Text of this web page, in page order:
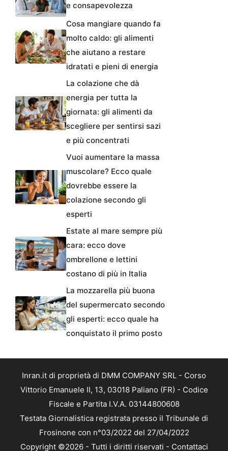
e consapevolezza
Cosa mangiare quando fa
molto caldo: gli alimenti
che aiutano a restare
idratati e pieni di energia
La colazione che dà
energia per tutta la
giornata: gli alimenti da
scegliere per sentirsi sazi
e più concentrati
Vuoi aumentare la massa
muscolare? Ecco quale
dovrebbe essere la
colazione secondo gli
esperti
Estate al mare sempre più
cara: ecco dove
ombrellone e lettini
costano di più in Italia
La mozzarella più buona
del supermercato secondo
gli esperti: ecco quale ha
conquistato il primo posto
Inran.it di proprietà di DMM COMPANY SRL - Corso
Vittorio Emanuele II, 13, 03018 Paliano (FR) - Codice
Fiscale e Partita I.V.A. 03144800608
Testata Giornalistica registrata presso il Tribunale di
Frosinone con n°03/2022 del 27/04/2022
Copyright ©2026 - Tutti i diritti riservati - Contattaci